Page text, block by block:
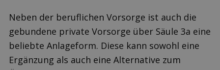
Neben der beruflichen Vorsorge ist auch die
gebundene private Vorsorge über Säule 3a eine
beliebte Anlageform. Diese kann sowohl eine
Ergänzung als auch eine Alternative zum